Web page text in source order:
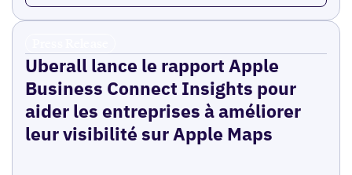
Uberall lance le rapport Apple
Business Connect Insights pour
aider les entreprises à améliorer
leur visibilité sur Apple Maps